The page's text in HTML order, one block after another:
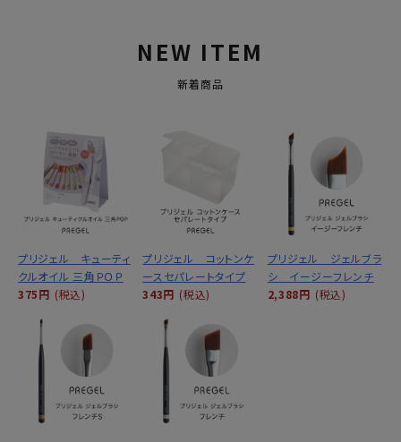
NEW ITEM
新着商品
プリジェル キューティ
クルオイル 三角ＰＯＰ
375円 (税込)
プリジェル コットンケ
ースセパレートタイプ
343円 (税込)
プリジェル ジェルブラ
シ イージーフレンチ
2,388円 (税込)